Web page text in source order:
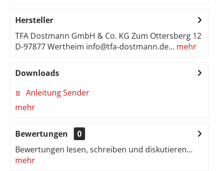
Hersteller
TFA Dostmann GmbH & Co. KG Zum Ottersberg 12
D-97877 Wertheim info@tfa-dostmann.de... mehr
Downloads
Anleitung Sender
mehr
Bewertungen
0
Bewertungen lesen, schreiben und diskutieren...
mehr